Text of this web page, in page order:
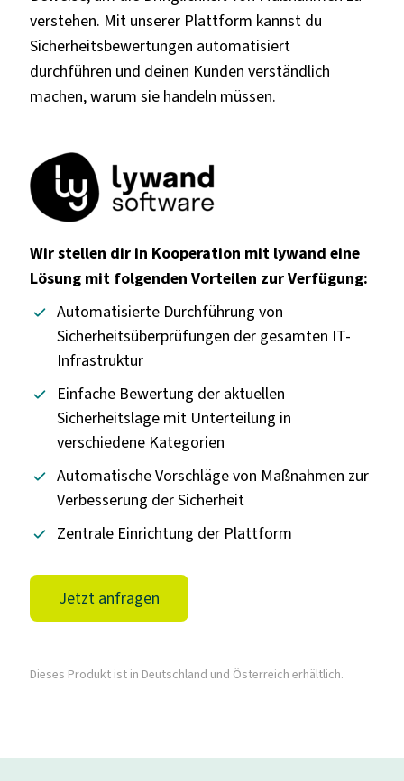
verstehen. Mit unserer Plattform kannst du
Sicherheitsbewertungen automatisiert
durchführen und deinen Kunden verständlich
machen, warum sie handeln müssen.
Wir stellen dir in Kooperation mit lywand eine
Lösung mit folgenden Vorteilen zur Verfügung:
Automatisierte Durchführung von
Sicherheitsüberprüfungen der gesamten IT-
Infrastruktur
Einfache Bewertung der aktuellen
Sicherheitslage mit Unterteilung in
verschiedene Kategorien
Automatische Vorschläge von Maßnahmen zur
Verbesserung der Sicherheit
Zentrale Einrichtung der Plattform
Jetzt anfragen
Dieses Produkt ist in Deutschland und Österreich erhältlich.